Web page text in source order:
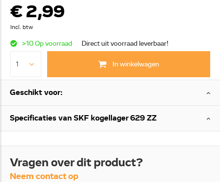
€ 2,99
Incl. btw
>10 Op voorraad Direct uit voorraad leverbaar!
In winkelwagen
Geschikt voor:
Specificaties van SKF kogellager 629 ZZ
Vragen over dit product?
Neem contact op